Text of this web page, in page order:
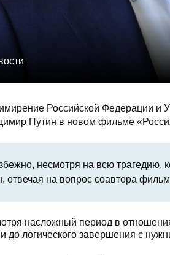
Российской Федерации и
Путин в новом фильме
несмотря на всю
отвечая на вопрос соавтора
насложный период в
до логического завершения с